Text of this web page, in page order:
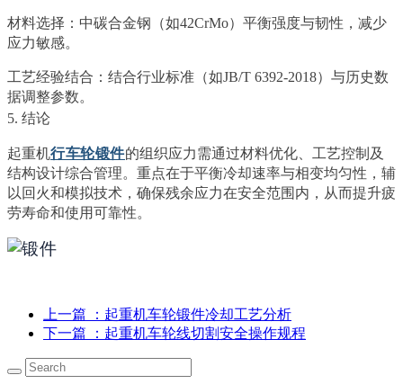
材料选择：中碳合金钢（如42CrMo）平衡强度与韧性，减少
应力敏感。
工艺经验结合：结合行业标准（如JB/T 6392-2018）与历史数
据调整参数。
5. 结论
起重机行车轮锻件的组织应力需通过材料优化、工艺控制及
结构设计综合管理。重点在于平衡冷却速率与相变均匀性，辅
以回火和模拟技术，确保残余应力在安全范围内，从而提升疲
劳寿命和使用可靠性。
上一篇
：起重机车轮锻件冷却工艺分析
下一篇
：起重机车轮线切割安全操作规程